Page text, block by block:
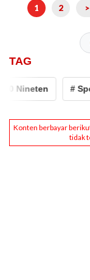
1 2 >
TAG
# Specs